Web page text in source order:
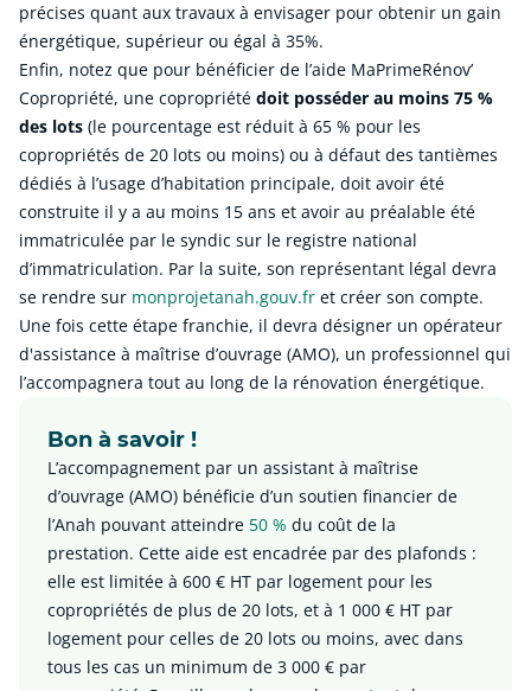
précises quant aux travaux à envisager pour obtenir un gain
énergétique, supérieur ou égal à 35%.
Enfin, notez que pour bénéficier de l’aide MaPrimeRénov’
Copropriété, une copropriété doit posséder au moins 75 %
des lots (le pourcentage est réduit à 65 % pour les
copropriétés de 20 lots ou moins) ou à défaut des tantièmes
dédiés à l’usage d’habitation principale, doit avoir été
construite il y a au moins 15 ans et avoir au préalable été
immatriculée par le syndic sur le registre national
d’immatriculation. Par la suite, son représentant légal devra
se rendre sur monprojetanah.gouv.fr et créer son compte.
Une fois cette étape franchie, il devra désigner un opérateur
d'assistance à maîtrise d’ouvrage (AMO), un professionnel qui
l’accompagnera tout au long de la rénovation énergétique.
Bon à savoir !
L’accompagnement par un assistant à maîtrise
d’ouvrage (AMO) bénéficie d’un soutien financier de
l’Anah pouvant atteindre 50 % du coût de la
prestation. Cette aide est encadrée par des plafonds :
elle est limitée à 600 € HT par logement pour les
copropriétés de plus de 20 lots, et à 1 000 € HT par
logement pour celles de 20 lots ou moins, avec dans
tous les cas un minimum de 3 000 € par